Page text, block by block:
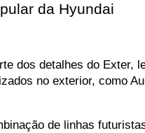
da Hyundai
dos detalhes do
no exterior, como
de linhas